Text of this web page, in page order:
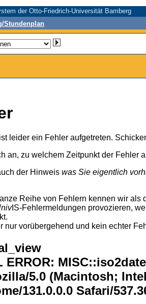
der Otto-Friedrich-Universität Bamberg
Stundenplan
leider ein Fehler aufgetreten.
an, zu welchem Zeitpunkt der Fehler
der Hinweis was Sie eigentlich
Reihe von Fehlern kennen wir als
IS-Fehlermeldungen provozieren,
nur vorübergehend und kein echter
ERROR:
5.0 (Macintosh;
131.0.0.0 Safari/